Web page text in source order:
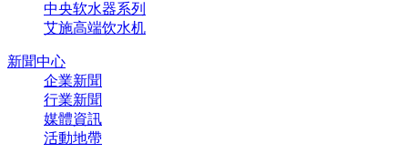
中央软水器系列
艾施高端饮水机
新聞中心
企業新聞
行業新聞
媒體資訊
活動地帶